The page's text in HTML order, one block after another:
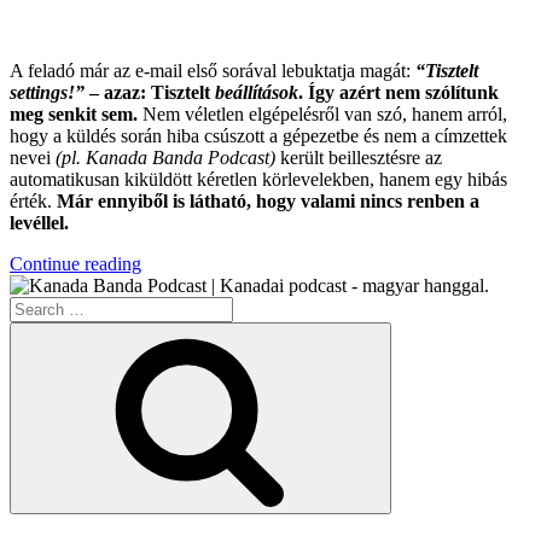
A feladó már az e-mail első sorával lebuktatja magát: “Tisztelt
settings!”– azaz: Tisztelt beállítások. Így azért nem szólítunk
meg senkit sem. Nem véletlen elgépelésről van szó, hanem arról,
hogy a küldés során hiba csúszott a gépezetbe és nem a címzettek
nevei (pl. Kanada Banda Podcast) került beillesztésre az
automatikusan kiküldött kéretlen körlevelekben, hanem egy hibás
érték. Már ennyiből is látható, hogy valami nincs renben a
levéllel.
Continue reading“Az
Év
Kéretlen
Levele”
Search
for: